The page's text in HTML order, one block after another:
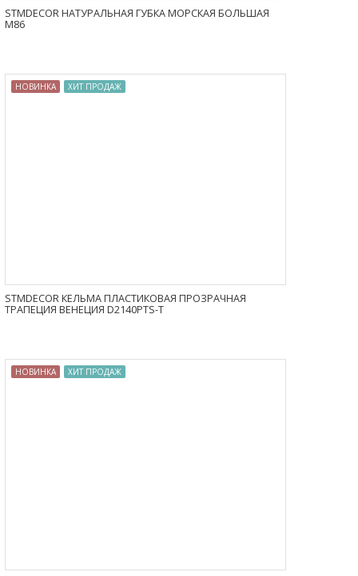
STMDECOR НАТУРАЛЬНАЯ ГУБКА МОРСКАЯ БОЛЬШАЯ
M86
НОВИНКА ХИТ ПРОДАЖ
STMDECOR КЕЛЬМА ПЛАСТИКОВАЯ ПРОЗРАЧНАЯ
ТРАПЕЦИЯ ВЕНЕЦИЯ D2140PTS-T
НОВИНКА ХИТ ПРОДАЖ